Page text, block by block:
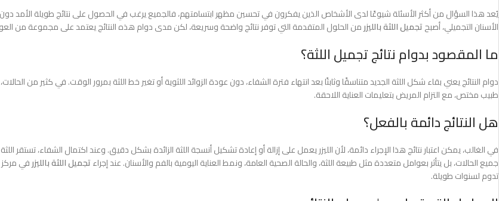
يُعد هذا السؤال من أكثر الأسئلة شيوعًا لدى الأشخاص الذين يفكرون في تحسين مظهر ابتسامتهم، فالجميع يرغب في الحصول على نتائج طويلة الأمد دون
الأسنان التجميلي، أصبحتجميل اللثة بالليزرمن الحلول المتقدمة التي توفر نتائج واضحة وسريعة، لكن مدى دوام هذه النتائج يعتمد على مجموعة من
ما المقصود بدوام نتائج تجميل اللثة؟
دوام النتائج يعني بقاء شكل اللثة الجديد متناسقًا وثابتًا بعد انتهاء فترة الشفاء، دون عودة الزوائد اللثوية أو تغير خط اللثة بمرور الوقت. في كثير من
طبيب مختص، مع التزام المريض بتعليمات العناية اللاحقة.
هل النتائج دائمة بالفعل؟
في الغالب، يمكن اعتبار نتائج هذا الإجراء دائمة، لأن الليزر يعمل على إزالة أو إعادة تشكيل أنسجة اللثة الزائدة بشكل دقيق. وعند اكتمال الشفاء، تستقر
جميع الحالات، بل يتأثر بعوامل متعددة مثل طبيعة اللثة، والحالة الصحية العامة، ونمط العناية اليومية بالفم والأسنان. عند إجراءتجميل اللثة بالليزرفي مركز
تدوم لسنوات طويلة.